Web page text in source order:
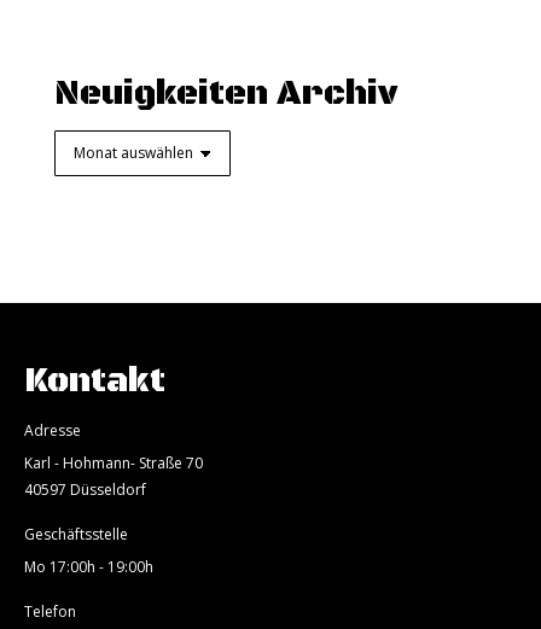
Neuigkeiten Archiv
Kontakt
Adresse
Karl - Hohmann- Straße 70
40597 Düsseldorf
Geschäftsstelle
Mo 17:00h - 19:00h
Telefon